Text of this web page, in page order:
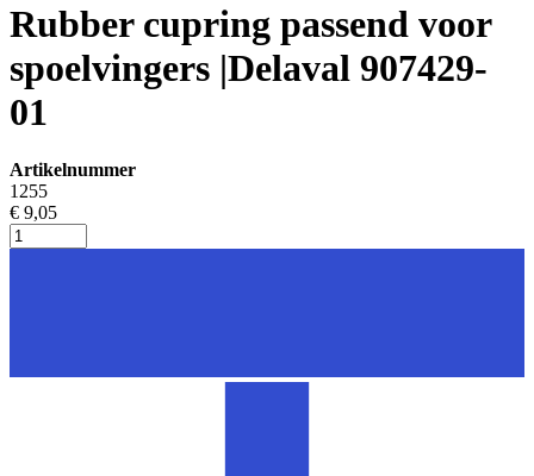
Rubber cupring passend voor
spoelvingers |Delaval 907429-
01
Artikelnummer
1255
€ 9,05